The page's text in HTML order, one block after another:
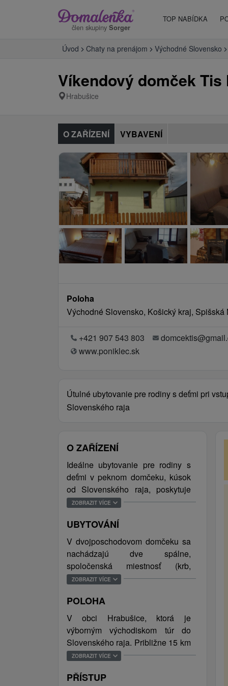
člen skupiny Sorger
TOP NABÍDKA
Úvod Chaty na prenájom Východné Slovensko
Víkendový domček Tis
Hrabušice
O ZAŘÍZENÍ VYBAVENÍ
Poloha
Východné Slovensko, Košický kraj, Spišská
+421 907 543 803
www.poniklec.sk
Útulné ubytovanie pre rodiny s deťmi pri
Slovenského raja
O ZAŘÍZENÍ
Ideálne ubytovanie pre rodiny s
deťmi v peknom domčeku, kúsok
od Slovenského raja, poskytuje
dve spálne pre 7 osôb. Tráviť čas
miestnosti s kozubom a plne
vybavenou kuchyňou, alebo na
čerstvom vzduchu. Vonku nájdete
posedenie na terase alebo v
altánku, kde si pripravíte chutné
občerstvenie na grile alebo
uvaríte kotlíkový guláš. Navyše,
športové hry. Celý objekt je
pokrytý WiFi pripojením na
internet. Ubytovanie so zvieratami
nie je povolené. Parkovanie je
zabezpečené priamo pri objekte.
ZOBRAZIT VÍCE
UBYTOVÁNÍ
V dvojposchodovom domčeku sa
nachádzajú dve spálne,
spoločenská miestnosť (krb,
televízor, gauč), kompletne
toaletou (WC, umývadlo,
sprchovací kút). Celková kapacita
ubytovania je 7 osôb.
ZOBRAZIT VÍCE
POLOHA
V obci Hrabušice, ktorá je
výborným východiskom túr do
Slovenského raja. Približne 15 km
od ubytovania leží podtatranské
možnosťami a celoročne
ZOBRAZIT VÍCE
PŘÍSTUP